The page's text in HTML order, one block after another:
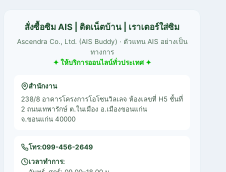
สั่งซื้อซิม AIS | ติดเน็ตบ้าน | เราเตอร์ใส่ซิม
Ascendra Co., Ltd. (AIS Buddy) · ตัวแทน AIS อย่างเป็น
ทางการ
✦ ให้บริการออนไลน์ทั่วประเทศ ✦
สำนักงาน
238/8 อาคารโครงการโอโซนวิลเลจ ห้องเลขที่ H5 ชั้นที่
2 ถนนเทพารักษ์ ต.ในเมือง อ.เมืองขอนแก่น
จ.ขอนแก่น 40000
โทร:099-456-2649
เวลาทำการ: